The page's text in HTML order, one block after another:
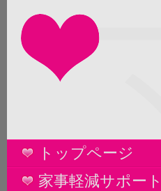
トップページ
家事軽減サポート